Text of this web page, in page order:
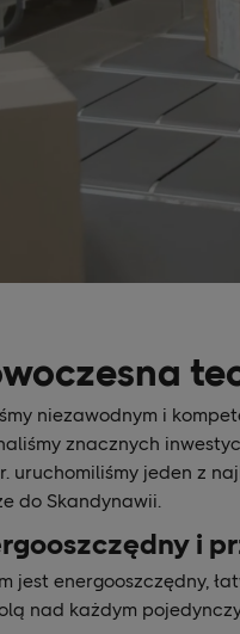
niezawodnym i
znacznych
uruchomiliśmy jeden z
do Skandynawii.
i
jest energooszczędny,
nad każdym